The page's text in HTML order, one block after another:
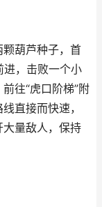
葫芦种子，首
进，击败一个小
往“虎口阶梯”附
直接而快速，
量敌人，保持